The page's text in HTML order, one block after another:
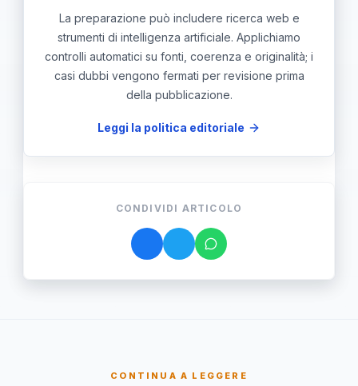
La preparazione può includere ricerca web e
strumenti di intelligenza artificiale. Applichiamo
controlli automatici su fonti, coerenza e originalità; i
casi dubbi vengono fermati per revisione prima
della pubblicazione.
Leggi la politica editoriale
CONDIVIDI ARTICOLO
CONTINUA A LEGGERE